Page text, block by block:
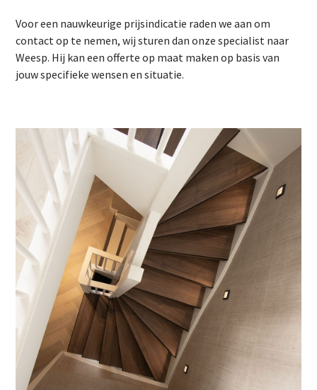
Voor een nauwkeurige prijsindicatie raden we aan om
contact op te nemen, wij sturen dan onze specialist naar
Weesp. Hij kan een offerte op maat maken op basis van
jouw specifieke wensen en situatie.